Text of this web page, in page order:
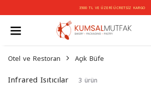
3500 TL VE ÜZERİ ÜCRETSİZ KARGO
Otel ve Restoran Açık Büfe
Infrared Isıtıcılar 3 ürün